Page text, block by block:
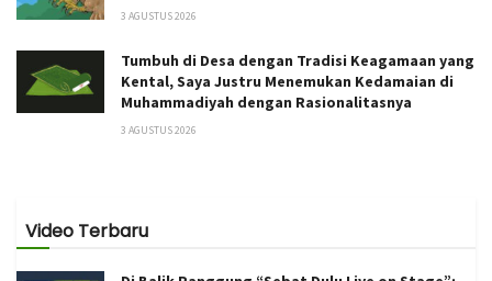
3 AGUSTUS 2026
Tumbuh di Desa dengan Tradisi Keagamaan yang
Kental, Saya Justru Menemukan Kedamaian di
Muhammadiyah dengan Rasionalitasnya
3 AGUSTUS 2026
Video Terbaru